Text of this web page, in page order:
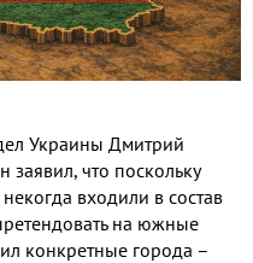
Украины Дмитрий
заявил, что поскольку
входили в состав
на южные
конкретные города –